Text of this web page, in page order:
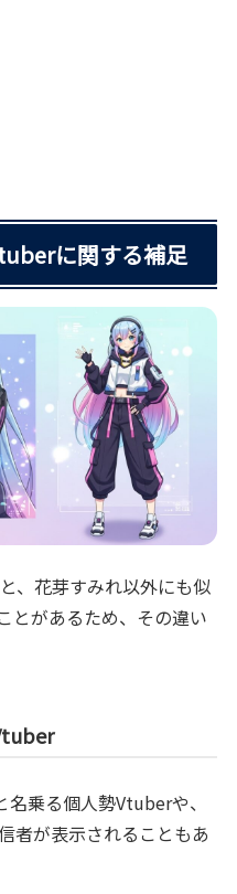
に関する補足
、花芽すみれ以外にも似
とがあるため、その違い
乗る個人勢Vtuberや、
者が表示されることもあ